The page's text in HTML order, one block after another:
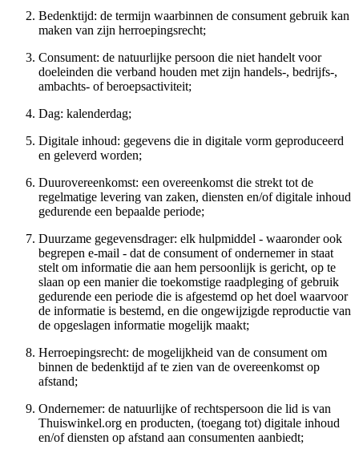
Bedenktijd: de termijn waarbinnen de consument gebruik kan
maken van zijn herroepingsrecht;
Consument: de natuurlijke persoon die niet handelt voor
doeleinden die verband houden met zijn handels-, bedrijfs-,
ambachts- of beroepsactiviteit;
Dag: kalenderdag;
Digitale inhoud: gegevens die in digitale vorm geproduceerd
en geleverd worden;
Duurovereenkomst: een overeenkomst die strekt tot de
regelmatige levering van zaken, diensten en/of digitale inhoud
gedurende een bepaalde periode;
Duurzame gegevensdrager: elk hulpmiddel - waaronder ook
begrepen e-mail - dat de consument of ondernemer in staat
stelt om informatie die aan hem persoonlijk is gericht, op te
slaan op een manier die toekomstige raadpleging of gebruik
gedurende een periode die is afgestemd op het doel waarvoor
de informatie is bestemd, en die ongewijzigde reproductie van
de opgeslagen informatie mogelijk maakt;
Herroepingsrecht: de mogelijkheid van de consument om
binnen de bedenktijd af te zien van de overeenkomst op
afstand;
Ondernemer: de natuurlijke of rechtspersoon die lid is van
Thuiswinkel.org en producten, (toegang tot) digitale inhoud
en/of diensten op afstand aan consumenten aanbiedt;